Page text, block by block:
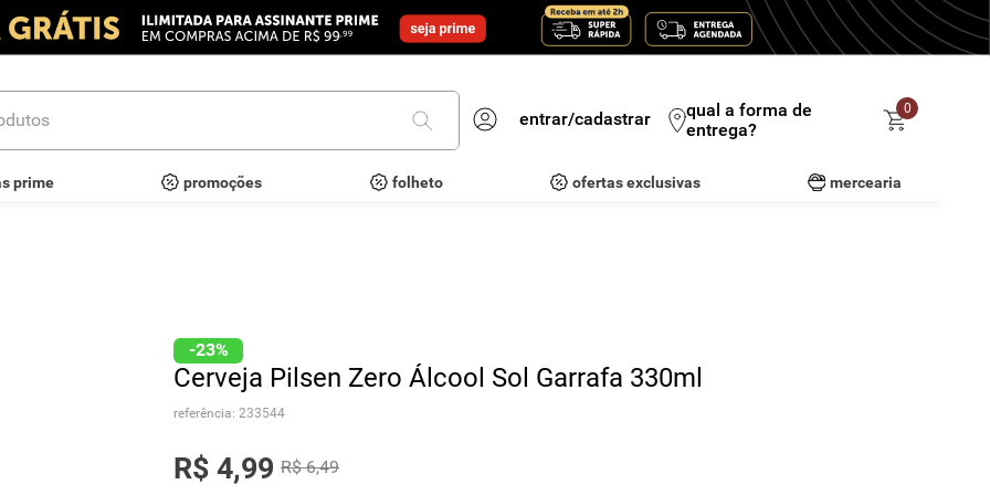
entrar/cadastrar
qual a forma de
entrega?
0
prime promoções folheto ofertas exclusivas mercearia
-23%
Cerveja Pilsen Zero Álcool Sol Garrafa 330ml
referência:233544
R$ 4,99 R$ 6,49